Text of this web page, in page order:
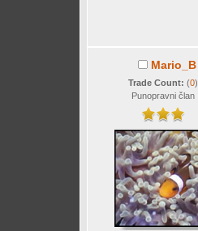
Mario_B
Trade Count: (0)
Punopravni član